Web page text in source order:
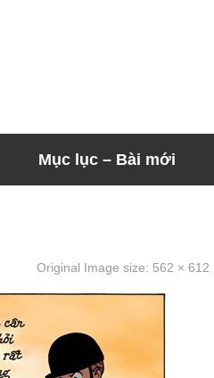
Mục lục – Bài mới
Original Image size: 562 × 612